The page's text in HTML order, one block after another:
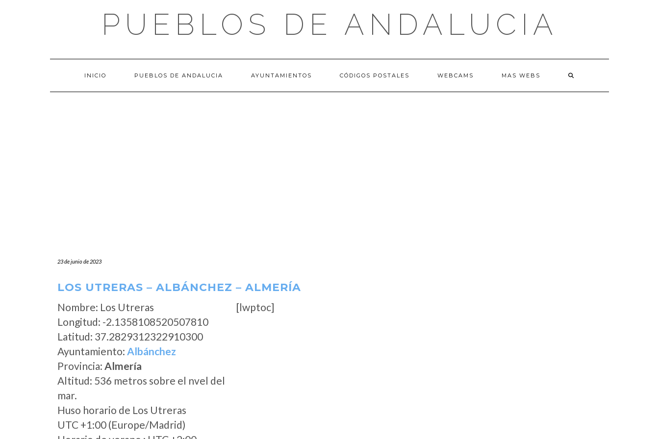
PUEBLOS DE ANDALUCIA
INICIO PUEBLOS DE ANDALUCIA AYUNTAMIENTOS CÓDIGOS POSTALES WEBCAMS MAS WEBS
23 de junio de 2023
LOS UTRERAS – ALBÁNCHEZ – ALMERÍA
Nombre: Los Utreras
Longitud: -2.1358108520507810
Latitud: 37.2829312322910300
Ayuntamiento: Albánchez
Provincia: Almería
Altitud: 536 metros sobre el nvel del
mar.
Huso horario de Los Utreras
UTC +1:00 (Europe/Madrid)
[lwptoc]